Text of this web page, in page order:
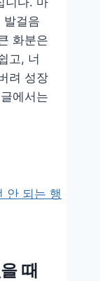
발걸음
화분은
고, 너
려 성장
에서는
때